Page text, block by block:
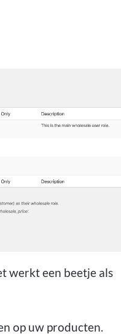
werkt een beetje als
op uw producten.